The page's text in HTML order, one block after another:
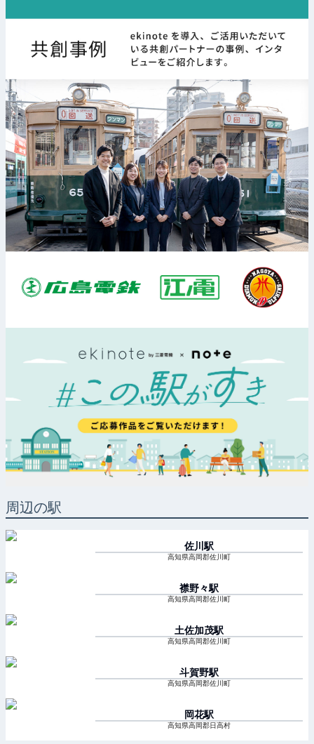
周辺の駅
佐川 駅
高知県高岡郡佐川町
襟野々駅
高知県高岡郡佐川町
土佐加茂駅
高知県高岡郡佐川町
斗賀野駅
高知県高岡郡佐川町
岡花駅
高知県高岡郡日高村